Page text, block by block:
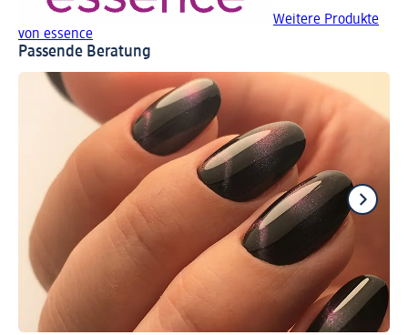
Weitere Produkte
von essence
Passende Beratung